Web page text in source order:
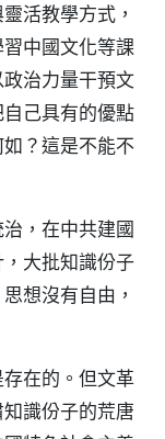
活教學方式，
中國文化等課
治力量干預文
己具有的優點
？這是不能不
，在中共建國
大批知識份子
想沒有自由，
在的。但文革
識份子的荒唐